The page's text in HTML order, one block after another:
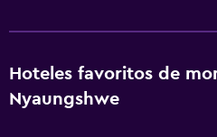
Hoteles favoritos de
Nyaungshwe